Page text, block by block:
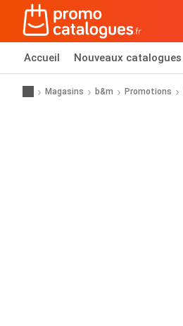
Accueil Nouveaux catalogues
Magasins b&m Promotions